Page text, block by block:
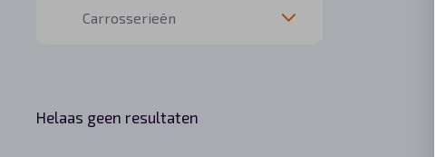
Helaas geen resultaten